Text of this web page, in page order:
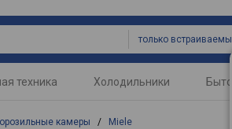
техника Холодильники
камеры / Miele